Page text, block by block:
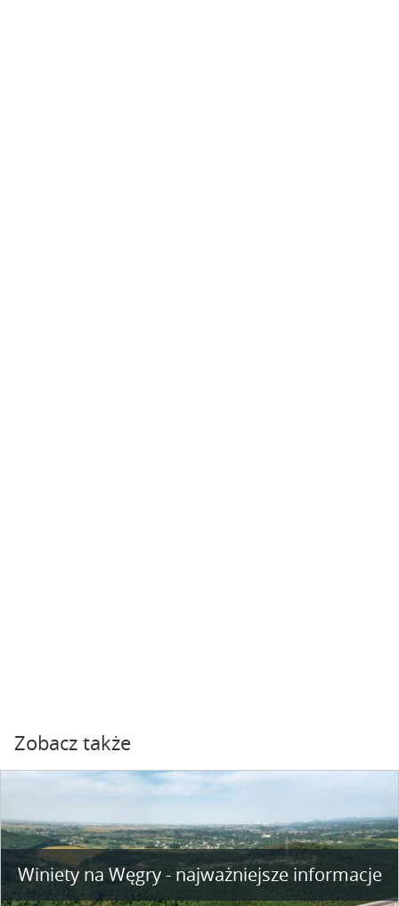
Zobacz także
Winiety na Węgry - najważniejsze informacje